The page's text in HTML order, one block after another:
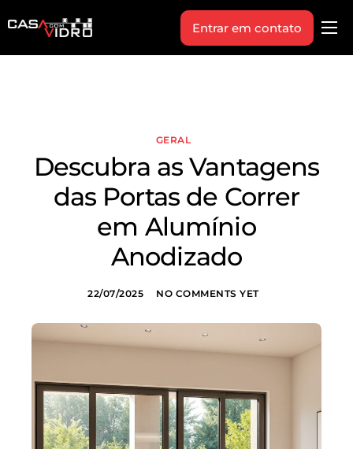
Produtos
Workshop
Entrar em contato
GERAL
Descubra as Vantagens
das Portas de Correr
em Alumínio
Anodizado
22/07/2025 NO COMMENTS YET